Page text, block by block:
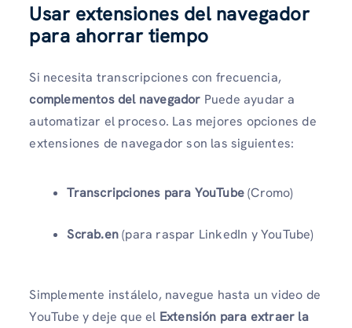
Usar extensiones del navegador
para ahorrar tiempo
Si necesita transcripciones con frecuencia,
complementos del navegador Puede ayudar a
automatizar el proceso. Las mejores opciones de
extensiones de navegador son las siguientes:
Transcripciones para YouTube(Cromo)
Scrab.en(para raspar LinkedIn y YouTube)
Simplemente instálelo, navegue hasta un video de
YouTube y deje que el Extensión para extraer la